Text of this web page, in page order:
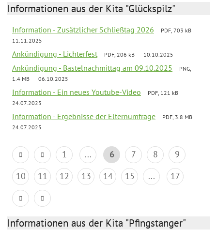
Informationen aus der Kita "Glückspilz"
Information - Zusätzlicher Schließtag 2026
PDF, 703 kB
11.11.2025
Ankündigung - Lichterfest PDF, 206 kB 10.10.2025
Ankündigung - Bastelnachmittag am 09.10.2025
PNG,
1.4 MB
06.10.2025
Information - Ein neues Youtube-Video
PDF, 121 kB
24.07.2025
Information - Ergebnisse der Elternumfrage
PDF, 3.8 MB
24.07.2025
1 ... 6 7 8
9
10
11 12 13 14 15 ... 17
Informationen aus der Kita "Pfingstanger"